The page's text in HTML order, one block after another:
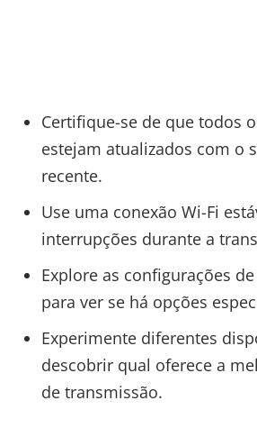
Certifique-se de que todos
estejam atualizados com o
recente.
Use uma conexão Wi-Fi
interrupções durante a
Explore as configurações
para ver se há opções
Experimente diferentes
descobrir qual oferece a
de transmissão.